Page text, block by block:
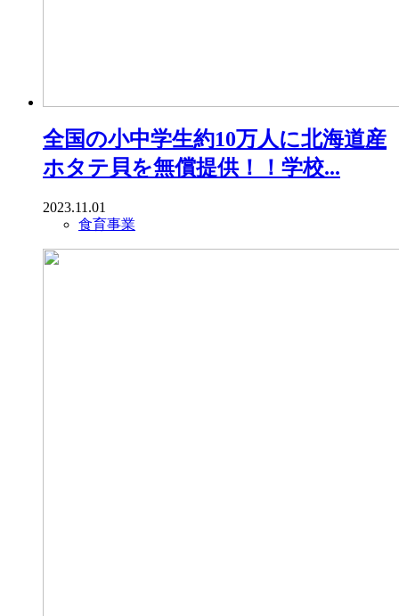
全国の小中学生約10万人に北海道産
ホタテ貝を無償提供！！学校...
2023.11.01
食育事業